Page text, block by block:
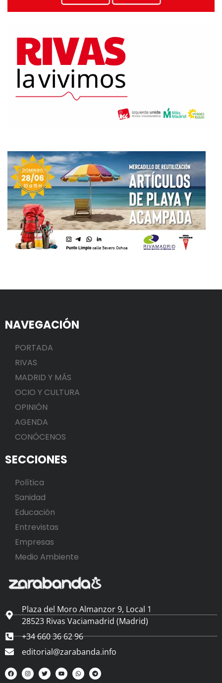
NAVEGACIÓN
PORTADA
RIVAS
MADRID Y MÁS
OCIO Y CULTURA
OPINIÓN
AGENDA
CONÓCENOS
SECCIONES
Política
Sanidad
Educación
Entrevistas
Empresas
Medio Ambiente
Plaza del Moro Almanzor 9, Local 1
28523 Rivas Vaciamadrid (Madrid)
+34 660 36 62 96
editorial@zarabanda.info